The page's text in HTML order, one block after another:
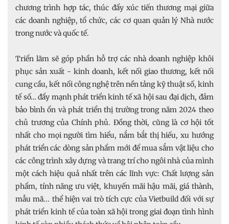
chương trình hợp tác, thúc đẩy xúc tiến thương mại giữa
các doanh nghiệp, tổ chức, các cơ quan quản lý Nhà nước
trong nước và quốc tế.
Triển lãm sẽ góp phần hỗ trợ các nhà doanh nghiệp khôi
phục sản xuất - kinh doanh, kết nối giao thương, kết nối
cung cầu, kết nối công nghệ trên nền tảng kỹ thuật số, kinh
tế số… đẩy mạnh phát triển kinh tế xã hội sau đại dịch, đảm
bảo bình ổn và phát triển thị trường trong năm 2024 theo
chủ trương của Chính phủ. Đồng thời, cũng là cơ hội tốt
nhất cho mọi người tìm hiểu, nắm bắt thị hiếu, xu hướng
phát triển các dòng sản phẩm mới để mua sắm vật liệu cho
các công trình xây dựng và trang trí cho ngôi nhà của mình
một cách hiệu quả nhất trên các lĩnh vực: Chất lượng sản
phẩm, tính năng ưu việt, khuyến mãi hậu mãi, giá thành,
mẫu mã... thể hiện vai trò tích cực của Vietbuild đối với sự
phát triển kinh tế của toàn xã hội trong giai đoạn tình hình